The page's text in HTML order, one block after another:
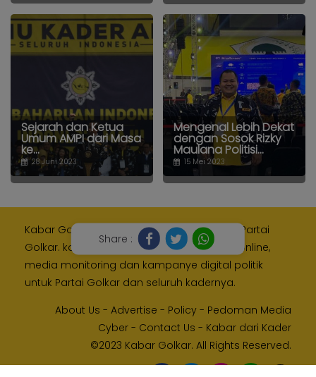
Share :
Sejarah dan Ketua
Umum AMPI dari Masa
ke...
28 Juni 2023
Mengenal Lebih Dekat
dengan Sosok Rizky
Maulana Politisi...
15 Mei 2023
Kabar Golkar adalah media resmi Internal Partai
Golkar. kami memberikan layanan media online,
media monitoring dan kampanye digital politik
untuk Partai Golkar dan seluruh kadernya.
About Us - Advertise - Policy - Pedoman Media
Cyber - Contact Us - Kabar dari Kader
©2023 Kabar Golkar. All Rights Reserved.